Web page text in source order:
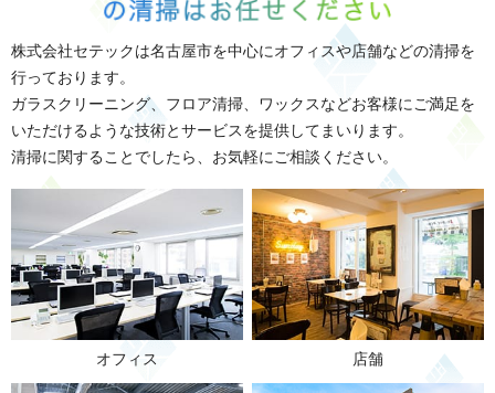
株式会社セテックは名古屋市を中心にオフィスや店舗などの清掃を
行っております。
ガラスクリーニング、フロア清掃、ワックスなどお客様にご満足を
いただけるような技術とサービスを提供してまいります。
清掃に関することでしたら、お気軽にご相談ください。
オフィス 店舗